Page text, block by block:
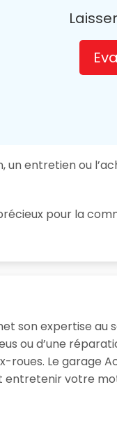
entretien ou
pour la
son expertise au
ou d’une
Le garage
entretenir votre